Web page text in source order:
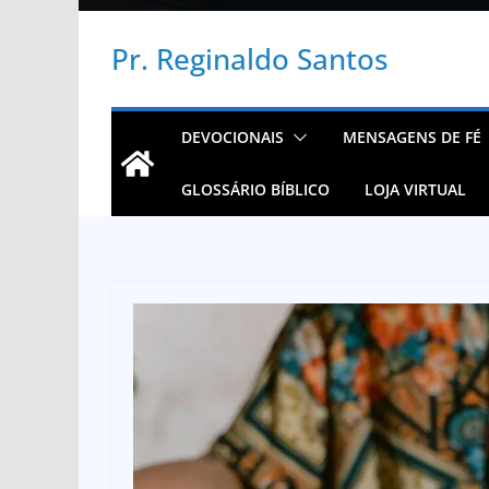
Pr. Reginaldo Santos
DEVOCIONAIS MENSAGENS DE FÉ
GLOSSÁRIO BÍBLICO LOJA VIRTUAL